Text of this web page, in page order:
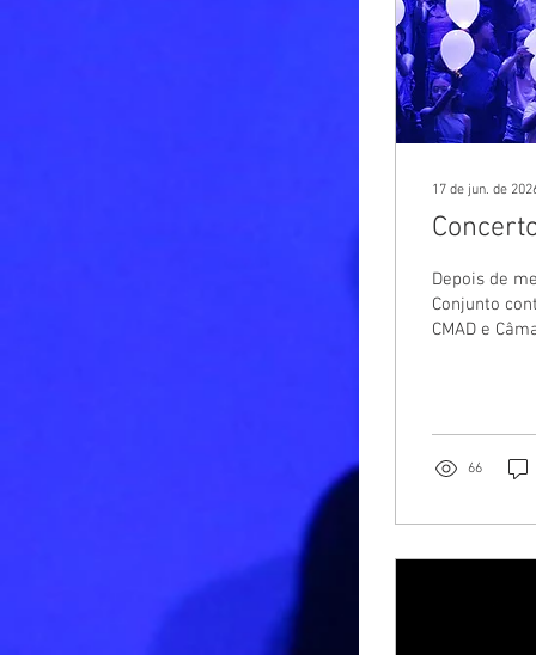
17 de jun. de
Depois de
Conjunto
CMAD e
66